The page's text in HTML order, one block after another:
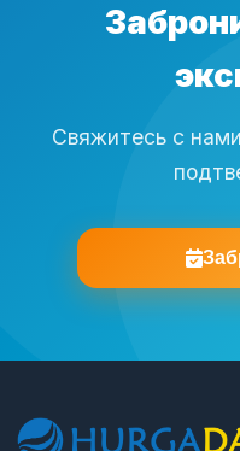
Свяжитесь с